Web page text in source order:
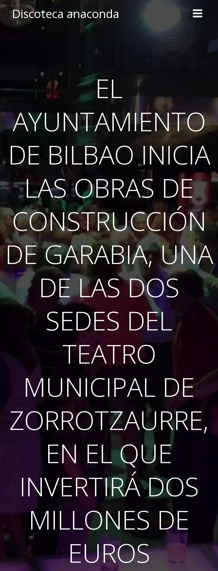
to
Discoteca anaconda
EL
AYUNTAMIENTO
DE BILBAO INICIA
LAS OBRAS DE
CONSTRUCCIÓN
DE GARABIA, UNA
DE LAS DOS
SEDES DEL
TEATRO
MUNICIPAL DE
ZORROTZAURRE,
EN EL QUE
INVERTIRÁ DOS
MILLONES DE
EUROS